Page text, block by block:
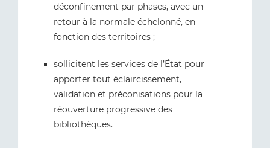
déconfinement par phases, avec un
retour à la normale échelonné, en
fonction des territoires ;
sollicitent les services de l’État pour
apporter tout éclaircissement,
validation et préconisations pour la
réouverture progressive des
bibliothèques.